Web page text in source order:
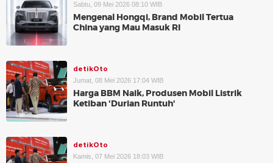
Sabtu, 09 Mei 2026 08:10 WIB
Mengenal Hongqi, Brand Mobil Tertua
China yang Mau Masuk RI
detikOto
Jumat, 08 Mei 2026 17:04 WIB
Harga BBM Naik, Produsen Mobil Listrik
Ketiban 'Durian Runtuh'
detikOto
Kamis, 07 Mei 2026 18:03 WIB